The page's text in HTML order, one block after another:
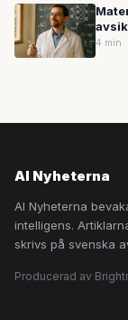
4 min
AI Nyheterna
AI Nyheterna
intelligens.
skrivs på svenska
Producerad av